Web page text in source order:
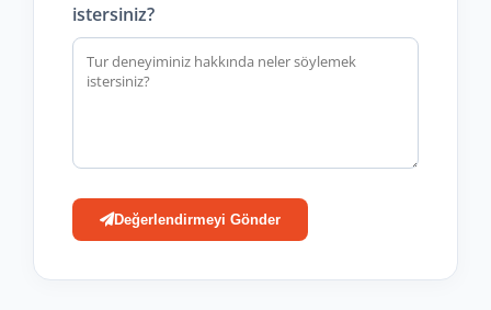
istersiniz?
Değerlendirmeyi Gönder